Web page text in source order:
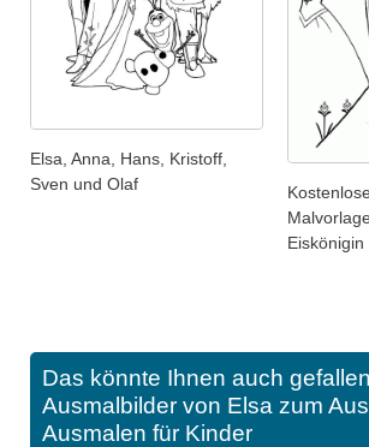
Elsa, Anna, Hans, Kristoff,
Sven und Olaf
Das könnte Ihnen auch gefallen
Ausmalbilder von Elsa zum
Ausmalen für Kinder